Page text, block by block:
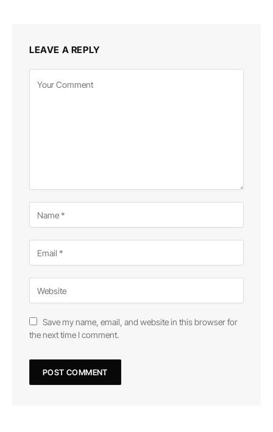
LEAVE A REPLY
Save my name, email, and website in this browser for
the next time I comment.